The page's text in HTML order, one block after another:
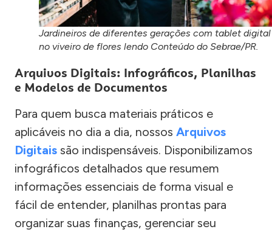
Jardineiros de diferentes gerações com tablet digital
no viveiro de flores lendo Conteúdo do Sebrae/PR.
Arquivos Digitais: Infográficos, Planilhas
e Modelos de Documentos
Para quem busca materiais práticos e
aplicáveis no dia a dia, nossos Arquivos
Digitais são indispensáveis. Disponibilizamos
infográficos detalhados que resumem
informações essenciais de forma visual e
fácil de entender, planilhas prontas para
organizar suas finanças, gerenciar seu